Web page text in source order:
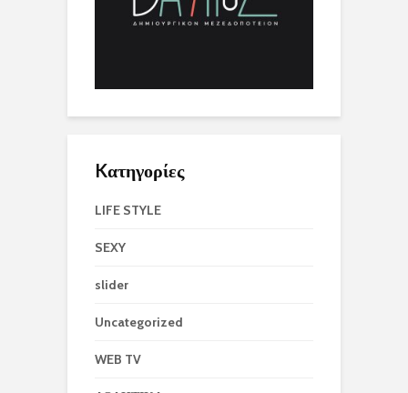
Kατηγορίες
LIFE STYLE
SEXY
slider
Uncategorized
WEB TV